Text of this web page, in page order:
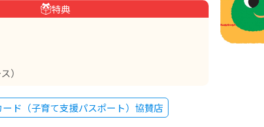
特典
）
ド（子育て支援パスポート）協賛店